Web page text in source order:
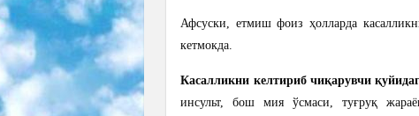
Афсуски, етмиш фоиз ҳолларда
кетмокда.
Касалликни келтириб чиқарувчи
инсульт, бош мия ўсмаси, туғруқ